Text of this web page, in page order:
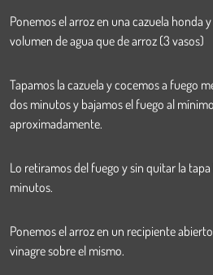
Ponemos el arroz en una cazuela honda
volumen de agua que de arroz (3 vasos)
Tapamos la cazuela y cocemos a fuego
dos minutos y bajamos el fuego al
aproximadamente.
Lo retiramos del fuego y sin quitar la
minutos.
Ponemos el arroz en un recipiente
vinagre sobre el mismo.